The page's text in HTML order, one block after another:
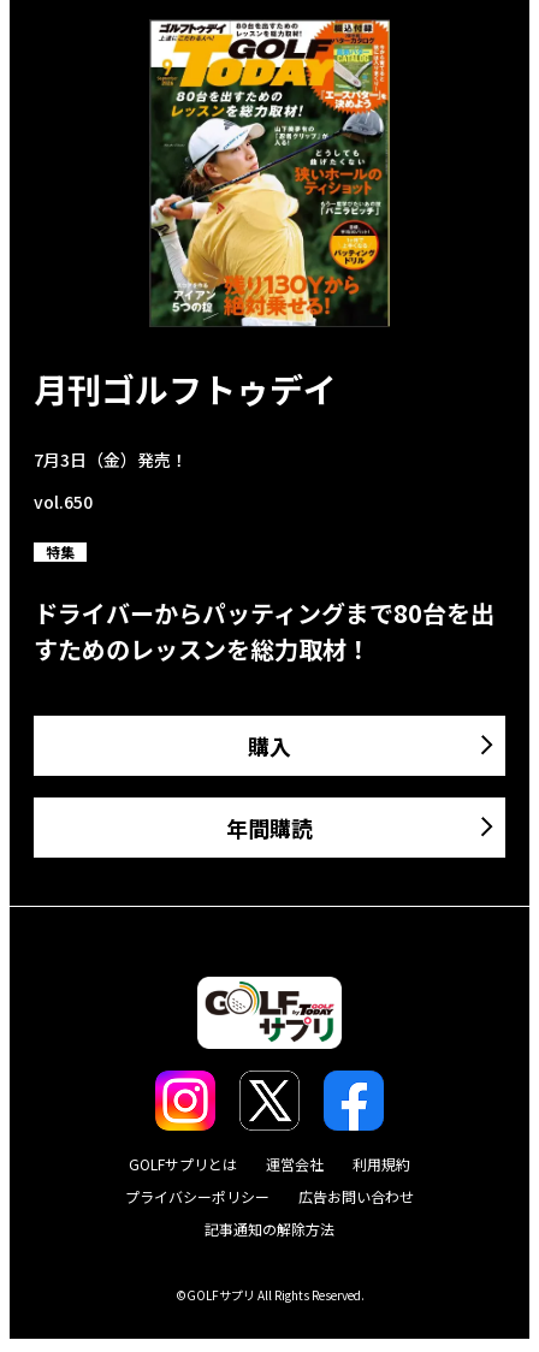
月刊ゴルフトゥデイ
7月3日（金）発売！
vol.650
特集
ドライバーからパッティングまで80台を出
すためのレッスンを総力取材！
購入
年間購読
GOLFサプリとは 運営会社
利用規約
プライバシーポリシー
広告お問い合わせ
記事通知の解除方法
©GOLFサプリ All Rights Reserved.